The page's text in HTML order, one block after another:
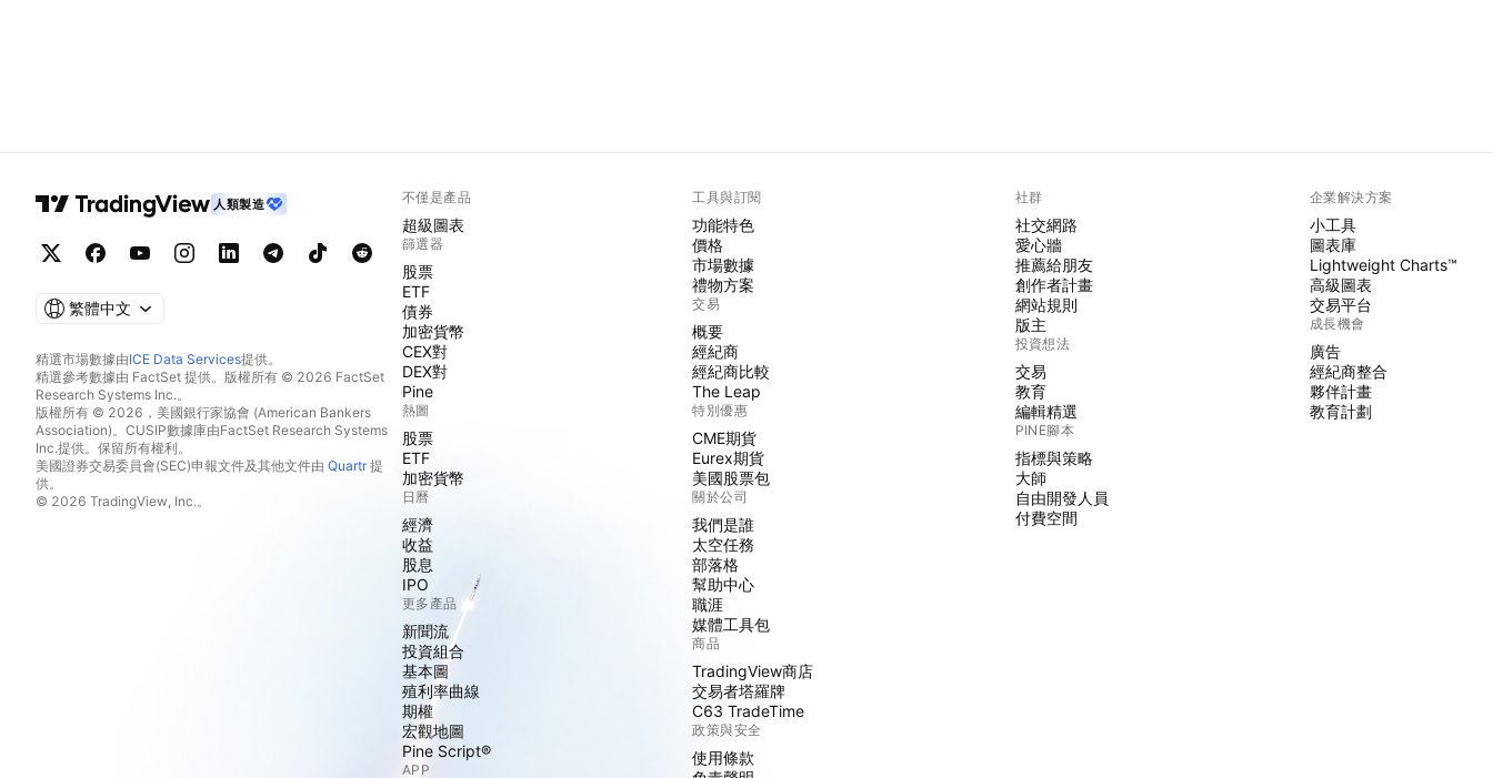
人類製造
繁體中文
精選市場數據由ICE Data Services提供。
精選參考數據由 FactSet 提供。版權所有 © 2026 FactSet
Research Systems Inc.。
版權所有 © 2026，美國銀行家協會 (American Bankers
Association)。CUSIP數據庫由FactSet Research Systems
Inc.提供。保留所有權利。
美國證券交易委員會(SEC)申報文件及其他文件由 Quartr提
供。
© 2026 TradingView, Inc.。
不僅是產品
超級圖表
篩選器
股票
ETF
債券
加密貨幣
CEX對
DEX對
Pine
熱圖
股票
ETF
加密貨幣
日曆
經濟
收益
股息
IPO
更多產品
新聞流
投資組合
基本圖
殖利率曲線
期權
宏觀地圖
Pine Script®
APP
工具與訂閱
功能特色
價格
市場數據
禮物方案
交易
概要
經紀商
經紀商比較
The Leap
特別優惠
CME期貨
Eurex期貨
美國股票包
關於公司
我們是誰
太空任務
部落格
幫助中心
職涯
媒體工具包
商品
TradingView商店
交易者塔羅牌
C63 TradeTime
政策與安全
使用條款
社群
社交網路
愛心牆
推薦給朋友
創作者計畫
網站規則
版主
投資想法
交易
教育
編輯精選
PINE腳本
指標與策略
大師
自由開發人員
付費空間
企業解決方案
小工具
圖表庫
Lightweight Charts™
高級圖表
交易平台
成長機會
廣告
經紀商整合
夥伴計畫
教育計劃